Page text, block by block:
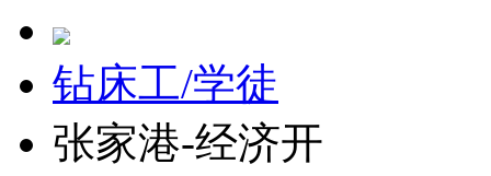
钻床工/学徒
张家港-经济开